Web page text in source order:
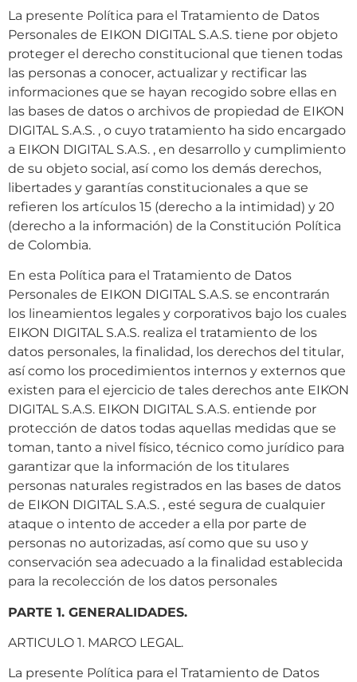
La presente Política para el Tratamiento de Datos
Personales de EIKON DIGITAL S.A.S. tiene por objeto
proteger el derecho constitucional que tienen todas
las personas a conocer, actualizar y rectificar las
informaciones que se hayan recogido sobre ellas en
las bases de datos o archivos de propiedad de EIKON
DIGITAL S.A.S. , o cuyo tratamiento ha sido encargado
a EIKON DIGITAL S.A.S. , en desarrollo y cumplimiento
de su objeto social, así como los demás derechos,
libertades y garantías constitucionales a que se
refieren los artículos 15 (derecho a la intimidad) y 20
(derecho a la información) de la Constitución Política
de Colombia.
En esta Política para el Tratamiento de Datos
Personales de EIKON DIGITAL S.A.S. se encontrarán
los lineamientos legales y corporativos bajo los cuales
EIKON DIGITAL S.A.S. realiza el tratamiento de los
datos personales, la finalidad, los derechos del titular,
así como los procedimientos internos y externos que
existen para el ejercicio de tales derechos ante EIKON
DIGITAL S.A.S. EIKON DIGITAL S.A.S. entiende por
protección de datos todas aquellas medidas que se
toman, tanto a nivel físico, técnico como jurídico para
garantizar que la información de los titulares
personas naturales registrados en las bases de datos
de EIKON DIGITAL S.A.S. , esté segura de cualquier
ataque o intento de acceder a ella por parte de
personas no autorizadas, así como que su uso y
conservación sea adecuado a la finalidad establecida
para la recolección de los datos personales
PARTE 1. GENERALIDADES.
ARTICULO 1. MARCO LEGAL.
La presente Política para el Tratamiento de Datos